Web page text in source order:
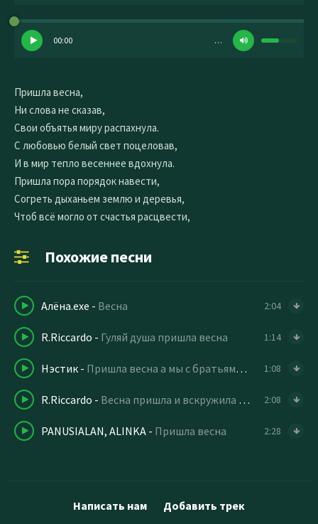
00:00 …
Пришла весна,
Ни слова не сказав,
Свои объятья миру распахнула.
С любовью белый свет поцеловав,
И в мир тепло весеннее вдохнула.
Пришла пора порядок навести,
Согреть дыханьем землю и деревья,
Чтоб всё могло от счастья расцвести,
Похожие песни
Алёна.exe - Весна 2:04
R.Riccardo - Гуляй душа пришла весна 1:14
Нэстик - Пришла весна а мы с братьями на Гелендвагене 1:08
R.Riccardo - Весна пришла и вскружила нам голову 2:08
PANUSIALAN, ALINKA - Пришла весна 2:28
Написать нам Добавить трек